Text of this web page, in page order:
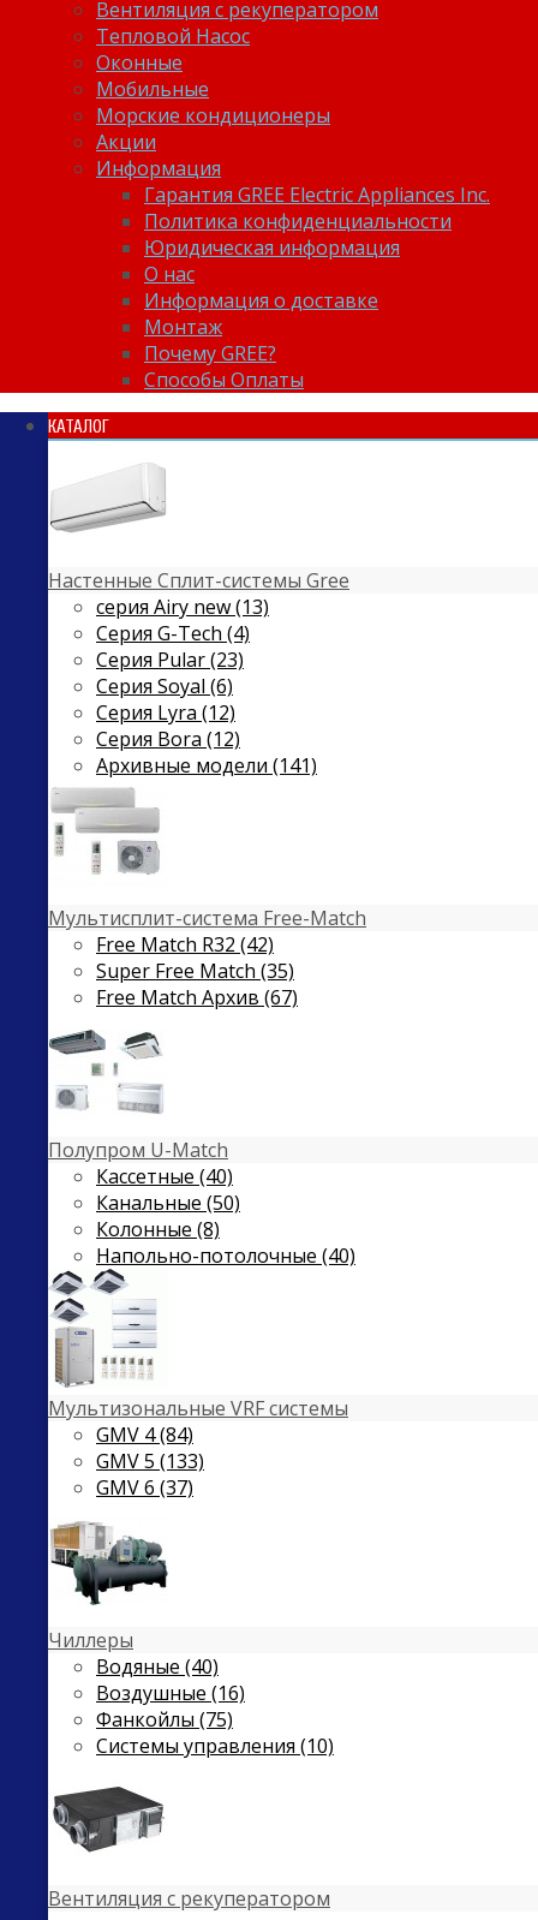
Вентиляция с рекуператором
Тепловой Насос
Оконные
Мобильные
Морские кондиционеры
Акции
Информация
Гарантия GREE Electric Appliances Inc.
Политика конфиденциальности
Юридическая информация
О нас
Информация о доставке
Монтаж
Почему GREE?
Способы Оплаты
КАТАЛОГ
Настенные Сплит-системы Gree
серия Airy new (13)
Серия G-Tech (4)
Серия Pular (23)
Cерия Soyal (6)
Серия Lyra (12)
Серия Bora (12)
Архивные модели (141)
Мультисплит-система Free-Match
Free Match R32 (42)
Super Free Match (35)
Free Match Архив (67)
Полупром U-Match
Кассетные (40)
Канальные (50)
Колонные (8)
Напольно-потолочные (40)
Мультизональные VRF системы
GMV 4 (84)
GMV 5 (133)
GMV 6 (37)
Чиллеры
Водяные (40)
Воздушные (16)
Фанкойлы (75)
Системы управления (10)
Вентиляция с рекуператором